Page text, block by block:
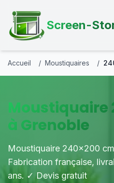
Screen-
Accueil / Moustiquaires /
Moustiquaire
à Grenoble
Moustiquaire 240×200
Fabrication française,
ans. ✓ Devis gratuit